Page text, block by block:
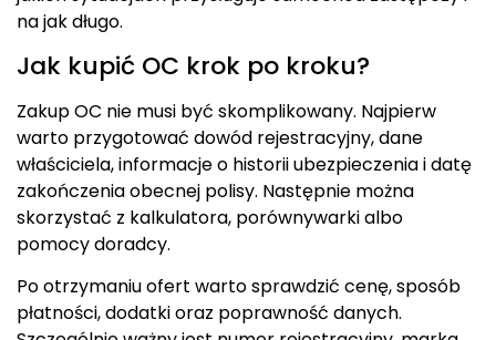
na jak długo.
Jak kupić OC krok po kroku?
Zakup OC nie musi być skomplikowany. Najpierw
warto przygotować dowód rejestracyjny, dane
właściciela, informacje o historii ubezpieczenia i datę
zakończenia obecnej polisy. Następnie można
skorzystać z kalkulatora, porównywarki albo
pomocy doradcy.
Po otrzymaniu ofert warto sprawdzić cenę, sposób
płatności, dodatki oraz poprawność danych.